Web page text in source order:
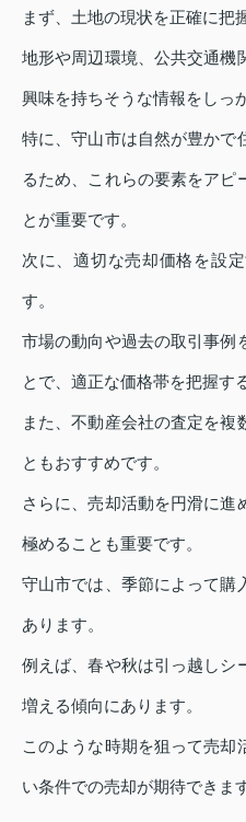
まず、土地の現状を正確に把
地形や周辺環境、公共交通機
興味を持ちそうな情報をしっ
特に、守山市は自然が豊かで
るため、これらの要素をアピ
とが重要です。
次に、適切な売却価格を設
す。
市場の動向や過去の取引事例
とで、適正な価格帯を把握す
また、不動産会社の査定を複
ともおすすめです。
さらに、売却活動を円滑に進
極めることも重要です。
守山市では、季節によって購
あります。
例えば、春や秋は引っ越しシ
増える傾向にあります。
このような時期を狙って売却
い条件での売却が期待できます